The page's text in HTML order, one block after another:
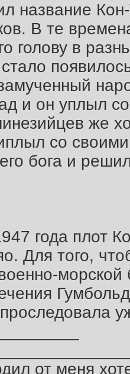
название
В те
голову в
стало
и он уплыл
же
со
бога и
года плот
Для того,
морской
от меня